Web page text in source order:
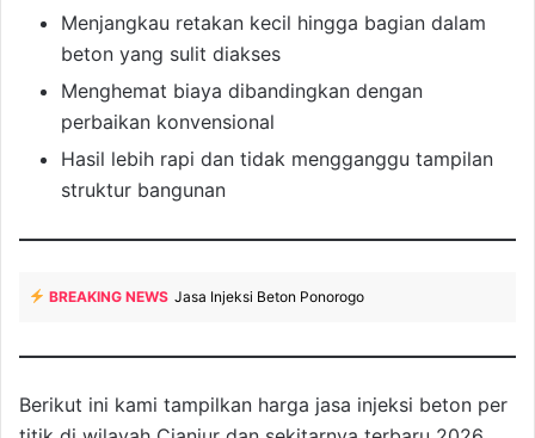
Menjangkau retakan kecil hingga bagian dalam
beton yang sulit diakses
Menghemat biaya dibandingkan dengan
perbaikan konvensional
Hasil lebih rapi dan tidak mengganggu tampilan
struktur bangunan
BREAKING NEWS Jasa Injeksi Beton Ponorogo
Berikut ini kami tampilkan harga jasa injeksi beton per